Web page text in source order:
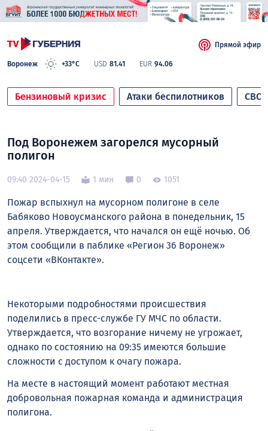
Воронеж +33°C USD 81.41 EUR 94.06
Прямой эфир
Бензиновый кризис Атаки беспилотников СВО
Под Воронежем загорелся мусорный
полигон
09:40 2024-04-15 1 мин 0 1051
Пожар вспыхнул на мусорном полигоне в селе
Бабяково Новоусманского района в понедельник, 15
апреля. Утверждается, что начался он ещё ночью. Об
этом сообщили в паблике «Регион 36 Воронеж»
соцсети «ВКонтакте».
Некоторыми подробностями происшествия
поделились в пресс-службе ГУ МЧС по области.
Утверждается, что возгорание ничему не угрожает,
однако по состоянию на 09:35 имеются большие
сложности с доступом к очагу пожара.
На месте в настоящий момент работают местная
добровольная пожарная команда и администрация
полигона.